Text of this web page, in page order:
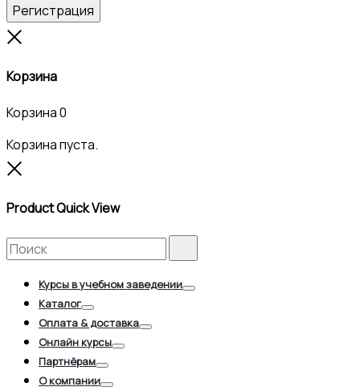
Регистрация
Корзина
Корзина0
Корзина пуста.
Product Quick View
Search
for:
Курсы в учебном заведении
Каталог
Toggle
Оплата & доставка
Онлайн курсы
Партнёрам
О компании